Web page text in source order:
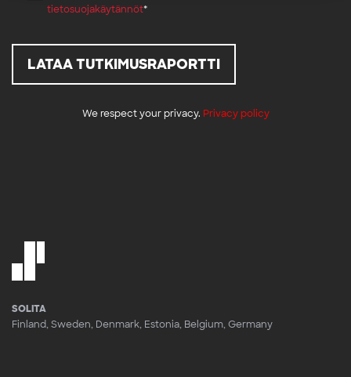
tietosuojakäytännöt*
We respect your privacy. Privacy policy
SOLITA
Finland, Sweden, Denmark, Estonia, Belgium, Germany